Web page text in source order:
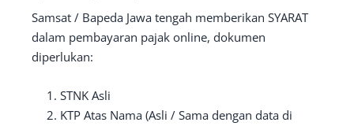
Samsat / Bapeda Jawa tengah memberikan SYARAT
dalam pembayaran pajak online, dokumen
diperlukan:
STNK Asli
KTP Atas Nama (Asli / Sama dengan data di